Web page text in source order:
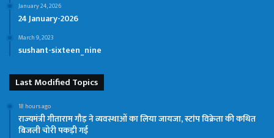
January 24, 2026
24 January-2026
March 9, 2023
sushant-sixteen_nine
Last Modified Topics
18 hours ago
राज्यमंत्री गीताराम गौड़ ने व्यवस्थाओं का लिया जायजा, स्टांप विक्रेता की कथित
बिजली चोरी पकड़ी गई